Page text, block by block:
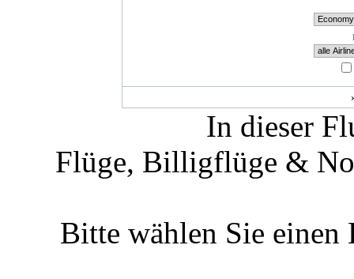
In dieser
Flüge, Billigflüge &
Bitte wählen Sie